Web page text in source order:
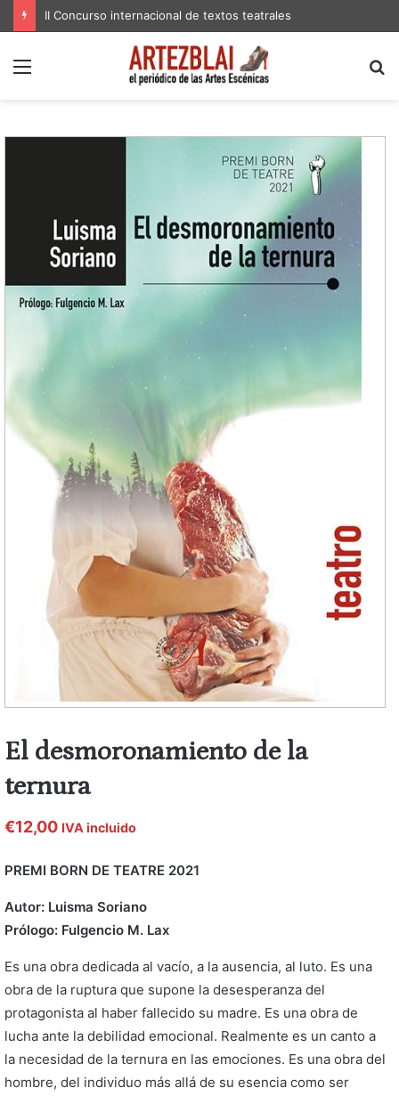
II Concurso internacional de textos teatrales
Menú
El desmoronamiento de la
ternura
€12,00 IVA incluido
PREMI BORN DE TEATRE 2021
Autor: Luisma Soriano
Prólogo: Fulgencio M. Lax
Es una obra dedicada al vacío, a la ausencia, al luto. Es una
obra de la ruptura que supone la desesperanza del
protagonista al haber fallecido su madre. Es una obra de
lucha ante la debilidad emocional. Realmente es un canto a
la necesidad de la ternura en las emociones. Es una obra del
hombre, del individuo más allá de su esencia como ser